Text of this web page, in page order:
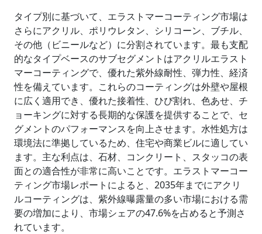
タイプ別に基づいて、エラストマーコーティング市場は
さらにアクリル、ポリウレタン、シリコーン、ブチル、
その他（ビニールなど）に分割されています。最も支配
的なタイプベースのサブセグメントはアクリルエラスト
マーコーティングで、優れた紫外線耐性、弾力性、経済
性を備えています。これらのコーティングは外壁や屋根
に広く適用でき、優れた接着性、ひび割れ、色あせ、チ
ョーキングに対する長期的な保護を提供することで、セ
グメントのパフォーマンスを向上させます。水性処方は
環境法に準拠しているため、住宅や商業ビルに適してい
ます。主な利点は、石材、コンクリート、スタッコの表
面との適合性が非常に高いことです。エラストマーコー
ティング市場レポートによると、2035年までにアクリ
ルコーティングは、紫外線曝露量の多い市場における需
要の増加により、市場シェアの47.6%を占めると予測さ
れています。